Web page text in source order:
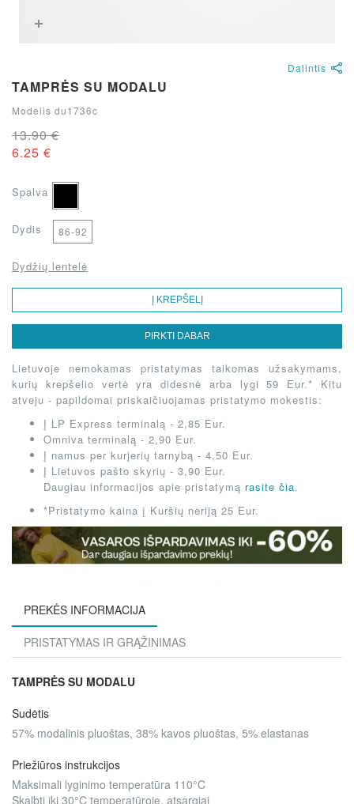
Dalintis
TAMPRĖS SU MODALU
Modelis du1736c
13.90 €
6.25 €
Spalva
Dydis 86-92
Dydžių lentelė
Į KREPŠELĮ
PIRKTI DABAR
Lietuvoje nemokamas pristatymas taikomas užsakymams,
kurių krepšelio vertė yra didesnė arba lygi 59 Eur.* Kitu
atveju - papildomai priskaičiuojamas pristatymo mokestis:
Į LP Express terminalą - 2,85 Eur.
Omniva terminalą - 2,90 Eur.
Į namus per kurjerių tarnybą - 4,50 Eur.
Į Lietuvos pašto skyrių - 3,90 Eur.
Daugiau informacijos apie pristatymą rasite čia.
*Pristatymo kaina į Kuršių neriją 25 Eur.
PREKĖS INFORMACIJA
PRISTATYMAS IR GRĄŽINIMAS
TAMPRĖS SU MODALU
Sudėtis
57% modalinis pluoštas, 38% kavos pluoštas, 5% elastanas
Priežiūros instrukcijos
Maksimali lyginimo temperatūra 110°C
Skalbti iki 30°C temperatūroje, atsargiai